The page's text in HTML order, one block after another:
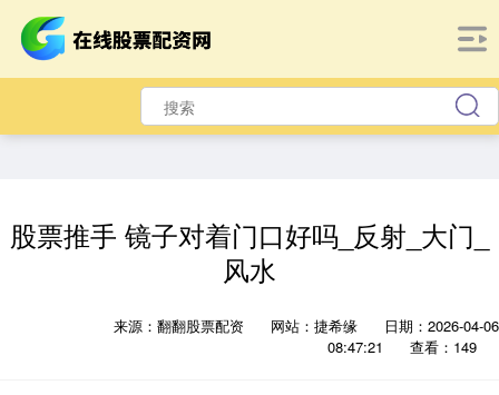
股票推手 镜子对着门口好吗_反射_大门_
风水
来源：翻翻股票配资 网站：捷希缘
日期：2026-04-06
08:47:21
查看：149